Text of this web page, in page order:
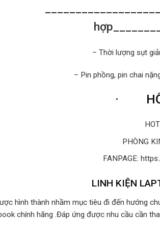
– Thời lượng sụt
– Pin phồng, pin chai
·
PHÒNG
FANPAGE:
LINH KIỆN
hình thành nhầm mục tiêu đi đến hướng
chính hãng .Đáp ứng được nhu cầu cần